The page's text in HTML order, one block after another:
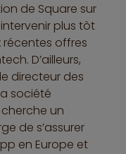
de Square sur
plus tôt
récentes offres
D’ailleurs,
directeur des
société
un
de s’assurer
en Europe et